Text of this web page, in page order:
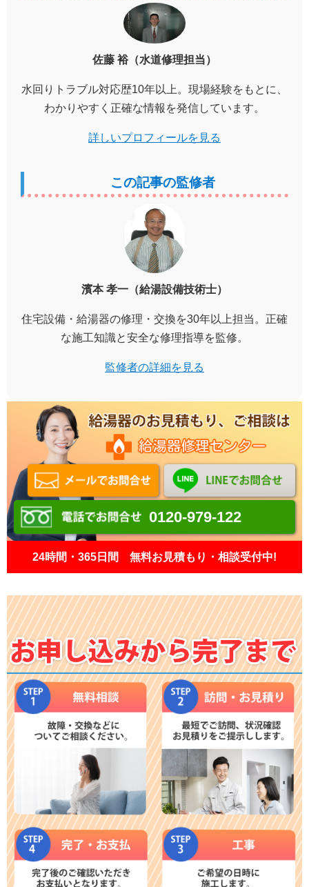
佐藤 裕（水道修理担当）
水回りトラブル対応歴10年以上。現場経験をもとに、
わかりやすく正確な情報を発信しています。
詳しいプロフィールを見る
この記事の監修者
濱本 孝一（給湯設備技術士）
住宅設備・給湯器の修理・交換を30年以上担当。正確
な施工知識と安全な修理指導を監修。
監修者の詳細を見る
0120-979-122
24時間・365日間 無料お見積もり・相談受付中!